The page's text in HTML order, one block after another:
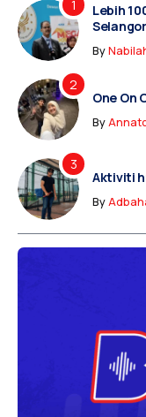
Lebih
By
One On
By
Aktiviti
By